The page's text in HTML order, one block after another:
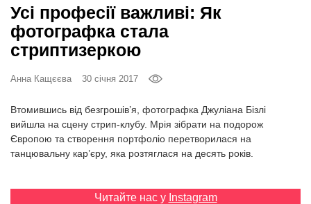
Усі професії важливі: Як
фотографка стала
стриптизеркою
Анна Кащєєва 30 січня 2017
Втомившись від безгрошів’я, фотографка Джуліана Бізлі
вийшла на сцену стрип-клубу. Мрія зібрати на подорож
Європою та створення портфоліо перетворилася на
танцювальну кар’єру, яка розтяглася на десять років.
Читайте нас у Instagram